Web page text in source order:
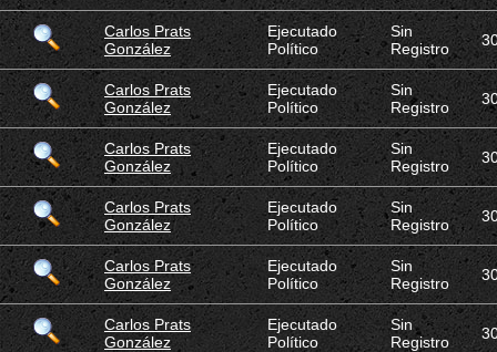
Carlos Prats
González
Ejecutado
Político
Sin
Registro
Carlos Prats
González
Ejecutado
Político
Sin
Registro
Carlos Prats
González
Ejecutado
Político
Sin
Registro
Carlos Prats
González
Ejecutado
Político
Sin
Registro
Carlos Prats
González
Ejecutado
Político
Sin
Registro
Carlos Prats
González
Ejecutado
Político
Sin
Registro